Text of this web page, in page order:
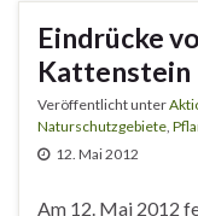
Eindrücke
Kattenstein
Veröffentlicht unter
Naturschutzgebiete,
12. Mai 2012
Am 12. Mai 2012